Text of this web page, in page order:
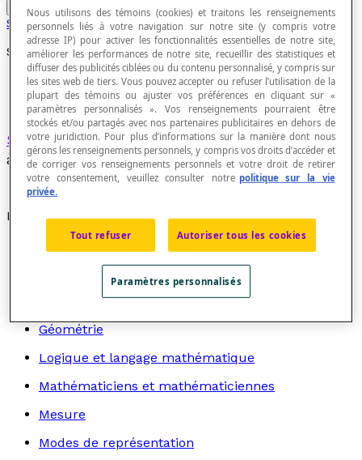
Aller
Solides
Secteur sphérique majeur
Secteur sphériquedont le volume est supérieur
à celui d'une demi-boule.
Recherche par thème
Algèbre
Géométrie
Logique et langage mathématique
Mathématiciens et mathématiciennes
Mesure
Modes de représentation
Nous utilisons des témoins (cookies) et traitons les renseignements
personnels liés à votre navigation sur notre site (y compris votre
adresse IP) pour activer les fonctionnalités essentielles de notre site,
améliorer les performances de notre site, recueillir des statistiques et
diffuser des publicités ciblées ou du contenu personnalisé, y compris sur
les sites web de tiers. Vous pouvez accepter ou refuser l’utilisation de la
plupart des témoins ou ajuster vos préférences en cliquant sur «
paramètres personnalisés ». Vos renseignements pourraient être
stockés et/ou partagés avec nos partenaires publicitaires en dehors de
votre juridiction. Pour plus d’informations sur la manière dont nous
gérons les renseignements personnels, y compris vos droits d’accéder et
de corriger vos renseignements personnels et votre droit de retirer
votre consentement, veuillez consulter notre politique sur la vie
privée.
Tout refuser Autoriser tous les cookies
Paramètres personnalisés